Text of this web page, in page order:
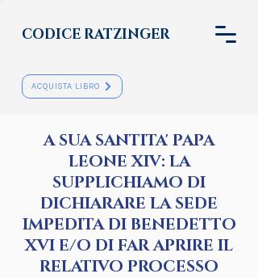
CODICE RATZINGER
ACQUISTA LIBRO
A SUA SANTITA' PAPA
LEONE XIV: LA
SUPPLICHIAMO DI
DICHIARARE LA SEDE
IMPEDITA DI BENEDETTO
XVI E/O DI FAR APRIRE IL
RELATIVO PROCESSO